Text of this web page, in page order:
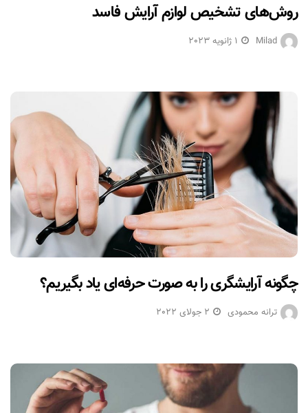
روش‌های تشخیص لوازم آرایش فاسد
Milad 1 ژانویه 2023
چگونه آرایشگری را به صورت حرفه‌ای یاد بگیریم؟
ترانه محمودی 2 جولای 2022